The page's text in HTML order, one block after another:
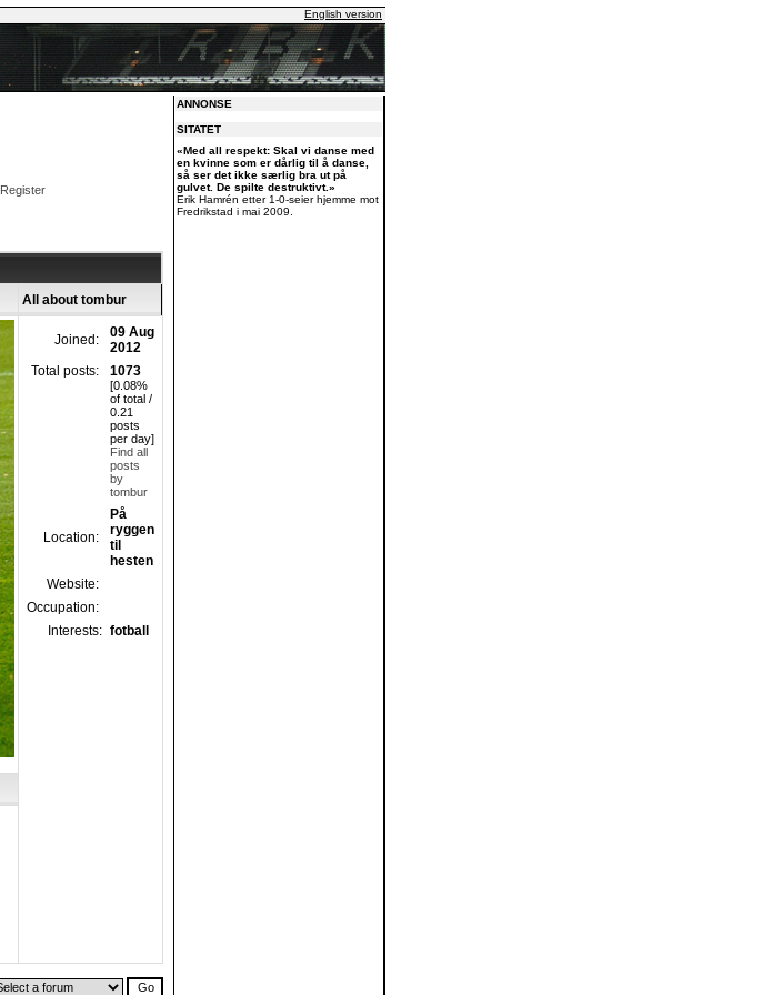
English version
Register
All about tombur
Joined:
09 Aug
2012
Total posts:
1073
[0.08%
of total /
0.21
posts
per day]
Find all
posts
by
tombur
Location:
På
ryggen
til
hesten
Website:
Occupation:
Interests: fotball
ANNONSE
SITATET
«Med all respekt: Skal vi danse med
en kvinne som er dårlig til å danse,
så ser det ikke særlig bra ut på
gulvet. De spilte destruktivt.»
Erik Hamrén etter 1-0-seier hjemme mot
Fredrikstad i mai 2009.